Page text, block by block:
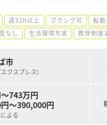
週32h以上 ブランク可 転
なし 生活環境充実 教育制度
市
クスプレス)
743万円
～390,000円
よる